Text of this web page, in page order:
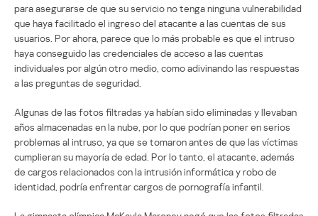
para asegurarse de que su servicio no tenga ninguna vulnerabilidad
que haya facilitado el ingreso del atacante a las cuentas de sus
usuarios. Por ahora, parece que lo más probable es que el intruso
haya conseguido las credenciales de acceso a las cuentas
individuales por algún otro medio, como adivinando las respuestas
a las preguntas de seguridad.
Algunas de las fotos filtradas ya habían sido eliminadas y llevaban
años almacenadas en la nube, por lo que podrían poner en serios
problemas al intruso, ya que se tomaron antes de que las víctimas
cumplieran su mayoría de edad. Por lo tanto, el atacante, además
de cargos relacionados con la intrusión informática y robo de
identidad, podría enfrentar cargos de pornografía infantil.